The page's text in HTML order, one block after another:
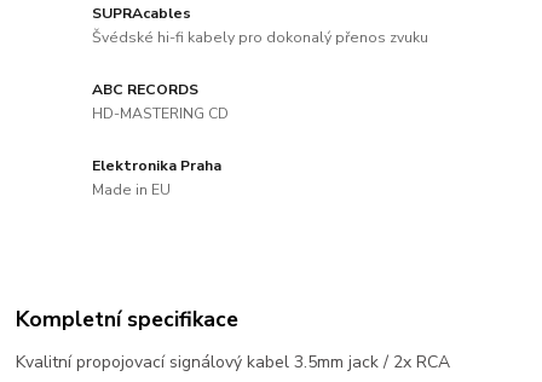
SUPRAcables
Švédské hi-fi kabely pro dokonalý přenos zvuku
ABC RECORDS
HD-MASTERING CD
Elektronika Praha
Made in EU
Kompletní specifikace
Kvalitní propojovací signálový kabel 3.5mm jack / 2x RCA